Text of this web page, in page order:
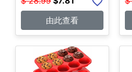
由此查看